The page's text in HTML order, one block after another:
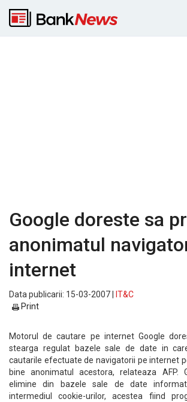
Google doreste sa
anonimatul
internet
Data publicarii: 15-03-2007 |
IT&C
Print
Motorul de cautare pe internet Google
stearga regulat bazele sale de date in
cautarile efectuate de navigatorii pe internet
bine anonimatul acestora, relateaza AFP.
elimine din bazele sale de date
intermediul cookie-urilor, acestea fiind